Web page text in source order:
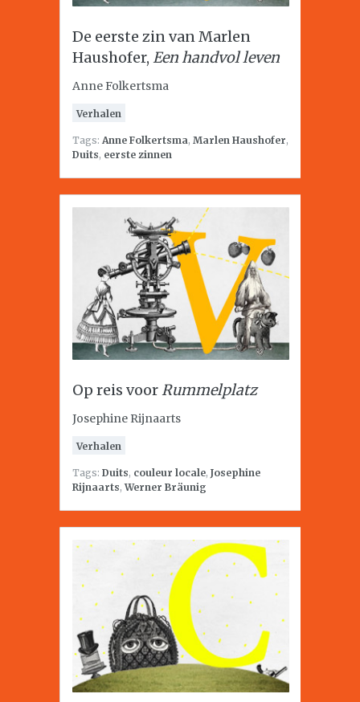
De eerste zin van Marlen
Haushofer, Een handvol leven
Anne Folkertsma
Verhalen
Tags: Anne Folkertsma, Marlen Haushofer,
Duits, eerste zinnen
Op reis voorRummelplatz
Josephine Rijnaarts
Verhalen
Tags: Duits, couleur locale, Josephine
Rijnaarts,Werner Bräunig